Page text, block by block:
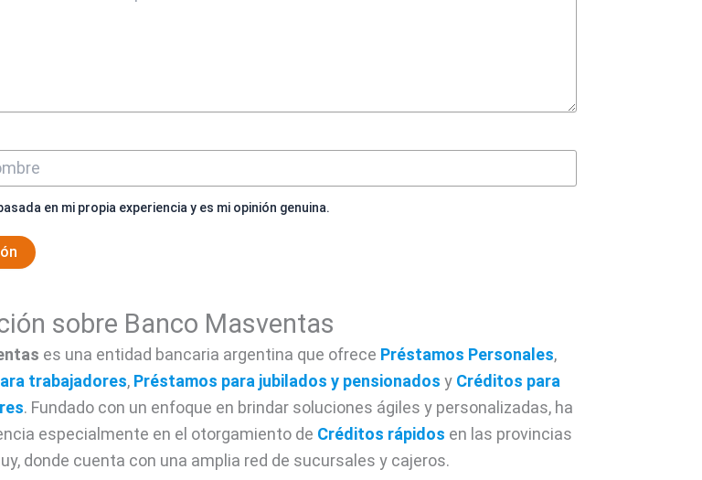
en mi propia experiencia y es mi opinión genuina.
sobre Banco Masventas
es una entidad bancaria argentina que ofrece Préstamos Personales,
trabajadores, Préstamos para jubilados y pensionados y Créditos para
. Fundado con un enfoque en brindar soluciones ágiles y personalizadas, ha
especialmente en el otorgamiento de Créditos rápidos en las provincias
donde cuenta con una amplia red de sucursales y cajeros.